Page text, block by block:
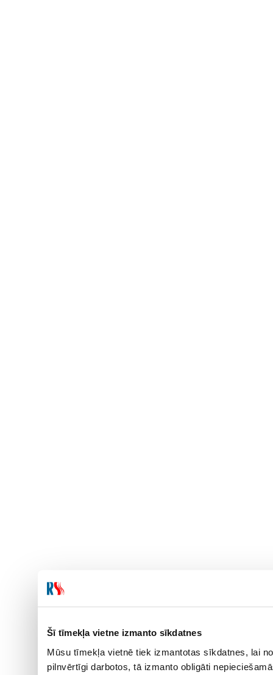
Šī tīmekļa vietne izmanto sīkdatnes
Mūsu tīmekļa vietnē tiek izmantotas sīkdatnes, lai
pilnvērtīgi darbotos, tā izmanto obligāti